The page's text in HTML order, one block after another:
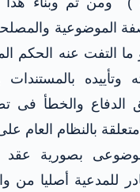
الموضوعية
التفت عنه الحكم
وتأييده بالمستندات
الدفاع والخطأ فى
بالنظام العام
بصورية عقد
للمدعية أصليا من